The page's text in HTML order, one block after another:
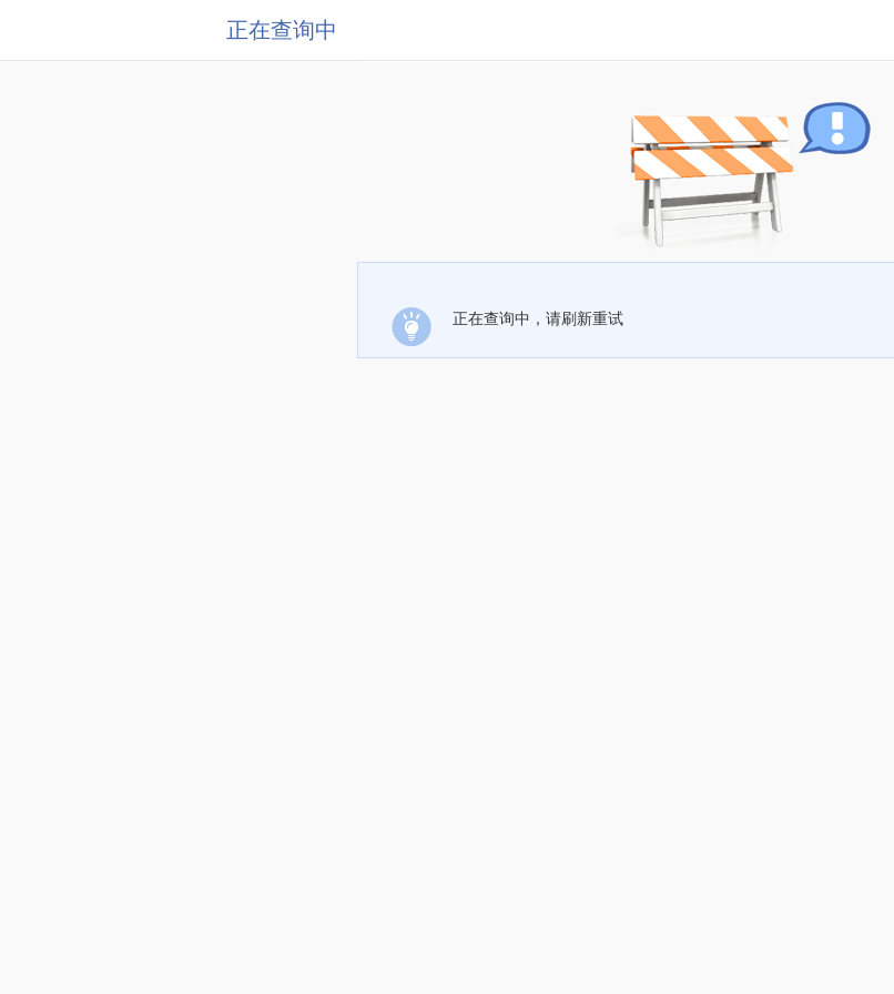
正在查询中
正在查询中，请刷新重试